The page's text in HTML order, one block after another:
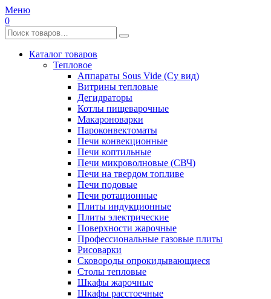
Меню
0
Каталог товаров
Тепловое
Аппараты Sous Vide (Су вид)
Витрины тепловые
Дегидраторы
Котлы пищеварочные
Макароноварки
Пароконвектоматы
Печи конвекционные
Печи коптильные
Печи микроволновые (СВЧ)
Печи на твердом топливе
Печи подовые
Печи ротационные
Плиты индукционные
Плиты электрические
Поверхности жарочные
Профессиональные газовые плиты
Рисоварки
Сковороды опрокидывающиеся
Столы тепловые
Шкафы жарочные
Шкафы расстоечные